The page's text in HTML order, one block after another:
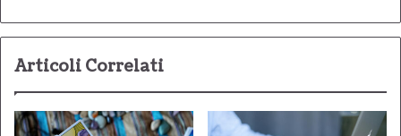
Articoli Correlati